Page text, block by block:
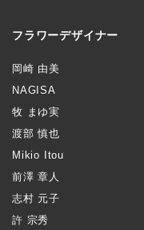
フラワーデザイナー
岡崎 由美
NAGISA
牧 まゆ実
渡部 慎也
Mikio Itou
前澤 章人
志村 元子
許 宗秀